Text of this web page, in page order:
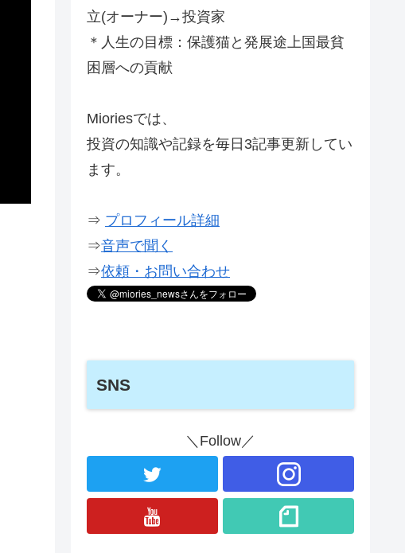
立(オーナー)→投資家
＊人生の目標：保護猫と発展途上国最貧
困層への貢献
Mioriesでは、
投資の知識や記録を毎日3記事更新してい
ます。
⇒ プロフィール詳細
⇒音声で聞く
⇒依頼・お問い合わせ
SNS
＼Follow／